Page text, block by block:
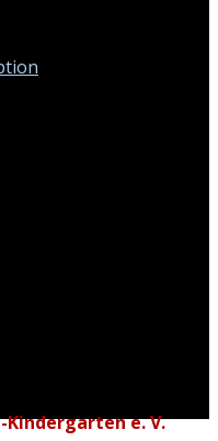
Kindergarten e. V.